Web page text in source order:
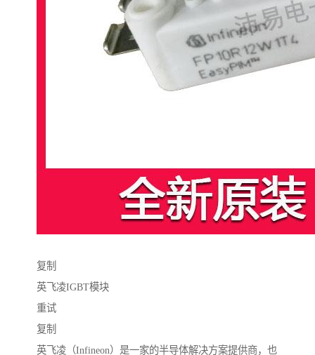
复制
英飞凌IGBT模块
重试
复制
英飞凌（Infineon）是一家的半导体解决方案提供商，也